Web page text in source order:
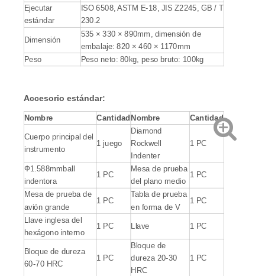
Ejecutar
estándar
ISO 6508, ASTM E-18, JIS Z2245, GB / T
230.2
Dimensión
535 × 330 × 890mm, dimensión de
embalaje: 820 × 460 × 1170mm
Peso
Peso neto: 80kg, peso bruto: 100kg
Accesorio estándar:
Nombre Cantidad Nombre Cantidad
Cuerpo principal del
instrumento
1 juego
Diamond
Rockwell
Indenter
1 PC
Ф1.588mmball
indentora
1 PC
Mesa de prueba
del plano medio
1 PC
Mesa de prueba de
avión grande
1 PC
Tabla de prueba
en forma de V
1 PC
Llave inglesa del
hexágono interno
1 PC Llave 1 PC
Bloque de dureza
60-70 HRC
1 PC
Bloque de
dureza 20-30
HRC
1 PC